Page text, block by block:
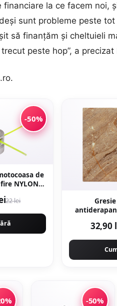
financiare la ce facem noi,
sunt probleme peste
să finanţăm şi cheltuieli
peste hop”, a precizat
.
-50%
de
NYLON,
22 lei
32,90
-50%